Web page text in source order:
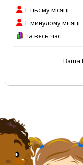
В цьому місяці
В минулому місяці
За весь час
Ваша